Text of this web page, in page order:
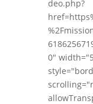
deo.php?
0"